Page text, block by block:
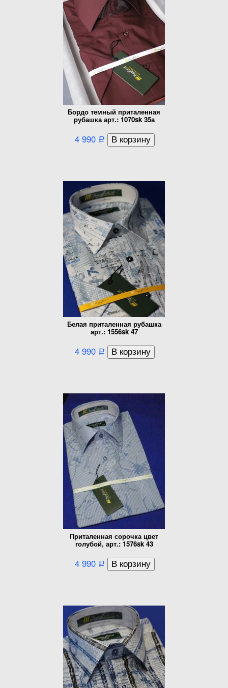
Бордо темный приталенная
рубашка арт.: 1070sk 35а
4 990 Р
Белая приталенная рубашка
арт.: 1556sk 47
4 990 Р
Приталенная сорочка цвет
голубой, арт.: 1576sk 43
4 990 Р